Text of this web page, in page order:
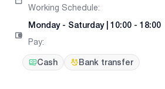
Working Schedule:
Monday- Saturday| 10:00 - 18:00
Pay:
Cash Bank transfer